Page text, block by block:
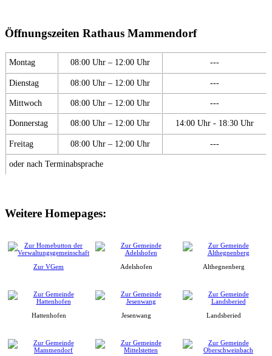
Öffnungszeiten Rathaus Mammendorf
Montag 08:00 Uhr – 12:00 Uhr ---
Dienstag 08:00 Uhr – 12:00 Uhr ---
Mittwoch 08:00 Uhr – 12:00 Uhr ---
Donnerstag 08:00 Uhr – 12:00 Uhr 14:00 Uhr - 18:30 Uhr
Freitag 08:00 Uhr – 12:00 Uhr ---
oder nach Terminabsprache
Weitere Homepages:
Zur VGem Adelshofen Althegnenberg
Hattenhofen Jesenwang Landsberied